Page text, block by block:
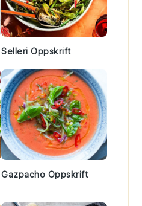
Selleri Oppskrift
Gazpacho Oppskrift